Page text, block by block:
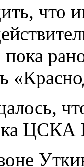
что
пока
ЦСКА